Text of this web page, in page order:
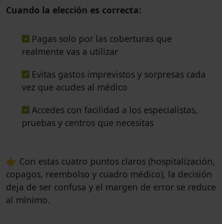
Cuando la elección es correcta:
Pagas solo por las coberturas que
realmente vas a utilizar
Evitas gastos imprevistos y sorpresas cada
vez que acudes al médico
Accedes con facilidad a los especialistas,
pruebas y centros que necesitas
👉 Con estas cuatro puntos claros (hospitalización,
copagos, reembolso y cuadro médico), la decisión
deja de ser confusa y el margen de error se reduce
al mínimo.